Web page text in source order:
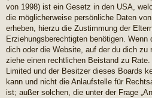
von 1998) ist ein Gesetz in den USA,
die möglicherweise persönliche Daten
erheben, hierzu die Zustimmung der
Erziehungsberechtigten benötigen.
dich oder die Website, auf der du dich
ziehe einen rechtlichen Beistand zu
Limited und der Besitzer dieses Boards
kann und nicht die Anlaufstelle für
ist; außer solchen, die unter der Frage